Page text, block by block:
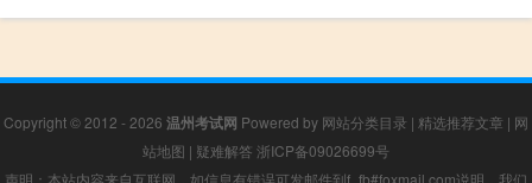
Copyright © 2012 - 2026 温州考试网 Powered by 网站分类目录 | 精选推荐文章 | 网
站地图 | 疑难解答 浙ICP备09026699号
声明：本站内容来自互联网，如信息有错误可发邮件到f_fb#foxmail.com说明，我们